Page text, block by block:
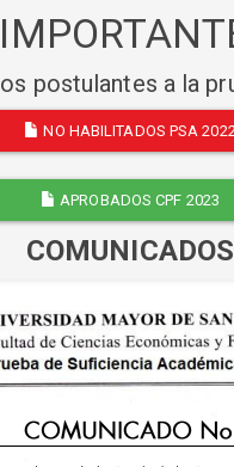
postulantes a la
NO HABILITADOS PSA
APROBADOS CPF 2023
COMUNICADOS